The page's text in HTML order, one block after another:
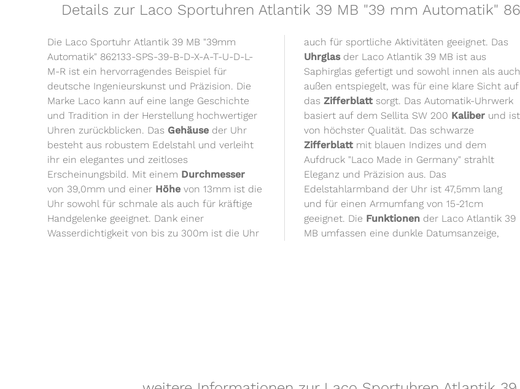
Details zur Laco Sportuhren Atlantik 39 MB "39 mm Automatik"
Die Laco Sportuhr Atlantik 39 MB "39mm
Automatik" 862133-SPS-39-B-D-X-A-T-U-D-L-
M-R ist ein hervorragendes Beispiel für
deutsche Ingenieurskunst und Präzision. Die
Marke Laco kann auf eine lange Geschichte
und Tradition in der Herstellung hochwertiger
Uhren zurückblicken. Das Gehäuse der Uhr
besteht aus robustem Edelstahl und verleiht
ihr ein elegantes und zeitloses
Erscheinungsbild. Mit einem Durchmesser
von 39,0mm und einer Höhe von 13mm ist die
Uhr sowohl für schmale als auch für kräftige
Handgelenke geeignet. Dank einer
Wasserdichtigkeit von bis zu 300m ist die Uhr
auch für sportliche Aktivitäten geeignet. Das
Uhrglasder Laco Atlantik 39 MB ist aus
Saphirglas gefertigt und sowohl innen als auch
außen entspiegelt, was für eine klare Sicht auf
dasZifferblatt sorgt. Das Automatik-Uhrwerk
basiert auf dem Sellita SW 200 Kaliber und ist
von höchster Qualität. Das schwarze
Zifferblatt mit blauen Indizes und dem
Aufdruck "Laco Made in Germany" strahlt
Eleganz und Präzision aus. Das
Edelstahlarmband der Uhr ist 47,5mm lang
und für einen Armumfang von 15-21cm
geeignet. Die Funktionen der Laco Atlantik 39
MB umfassen eine dunkle Datumsanzeige,